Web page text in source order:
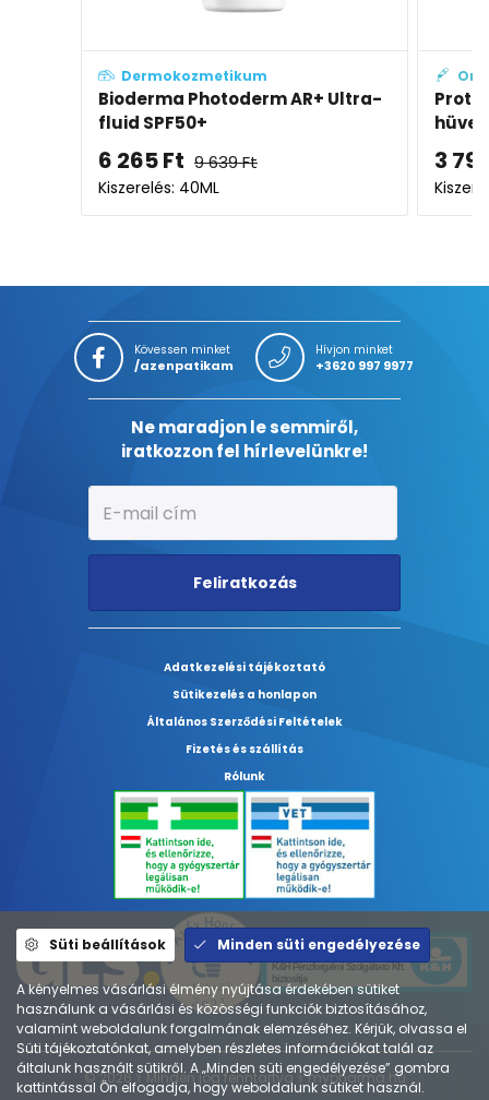
Dermokozmetikum
Bioderma Photoderm AR+ Ultra-
fluid SPF50+
6 265Ft 9 639Ft
Kiszerelés: 40ML
3
Kövessen minket
/azenpatikam
Hívjon minket
+3620 997 9977
Ne maradjon le semmiről,
iratkozzon fel hírlevelünkre!
Feliratkozás
Adatkezelési tájékoztató
Sütikezelés a honlapon
Általános Szerződési Feltételek
Fizetés és szállítás
Rólunk
© 2026 ⚕︎ Minden jog fenntartva ⚕︎ mypharma.hu
Süti beállítások Minden süti engedélyezése
A kényelmes vásárlási élmény nyújtása érdekében sütiket
használunk a vásárlási és közösségi funkciók biztosításához,
valamint weboldalunk forgalmának elemzéséhez. Kérjük, olvassa el
Süti tájékoztatónkat, amelyben részletes információkat talál az
általunk használt sütikről. A „Minden süti engedélyezése” gombra
kattintással Ön elfogadja, hogy weboldalunk sütiket használ.